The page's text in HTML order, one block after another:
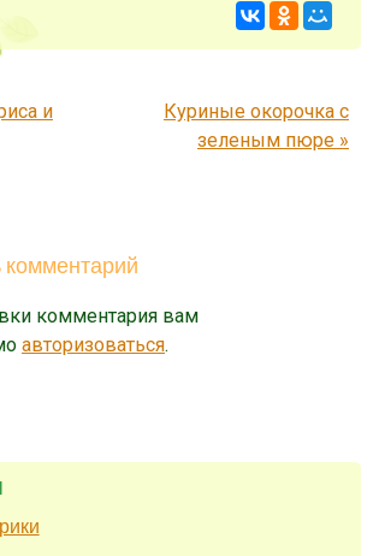
и
Куриные окорочка с
зеленым пюре »
комментарий
комментария вам
авторизоваться.